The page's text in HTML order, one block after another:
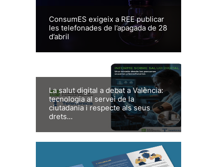
ConsumES exigeix a REE publicar
les telefonades de l’apagada de 28
d’abril
La salut digital a debat a València:
tecnologia al servei de la
ciutadania i respecte als seus
drets...